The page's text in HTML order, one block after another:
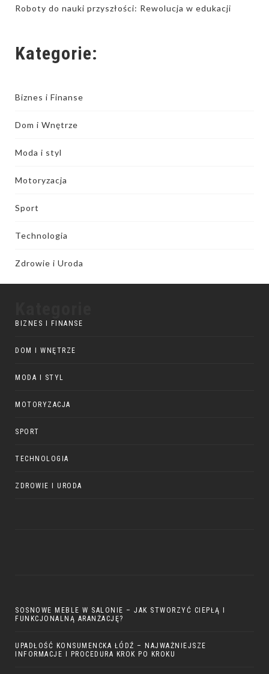
Roboty do nauki przyszłości: Rewolucja w edukacji
Kategorie:
Biznes i Finanse
Dom i Wnętrze
Moda i styl
Motoryzacja
Sport
Technologia
Zdrowie i Uroda
BIZNES I FINANSE
DOM I WNĘTRZE
MODA I STYL
MOTORYZACJA
SPORT
TECHNOLOGIA
ZDROWIE I URODA
SOSNOWE MEBLE W SALONIE – JAK STWORZYĆ CIEPŁĄ I
FUNKCJONALNĄ ARANŻACJĘ?
UPADŁOŚĆ KONSUMENCKA ŁÓDŹ – NAJWAŻNIEJSZE
INFORMACJE I PROCEDURA KROK PO KROKU